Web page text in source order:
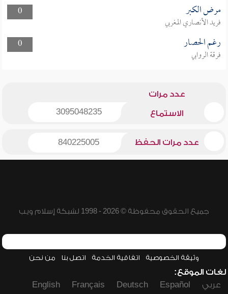
0
مرض الكبر
فريد الأنصاري المغربي
0
رغم الحصار
فرقة الروابي
عدد مرات
الاستماع 3095048235
عدد مرات الحفظ 840225005
جميع الحقوق محفوظة © 2026 - 1998 لشبكة إسلام ويب
وثيقة الخصوصية اتفاقية الخدمة اتصل بنا من نحن
لغات الموقع:
عربي
Español
Deutsch
Français
English